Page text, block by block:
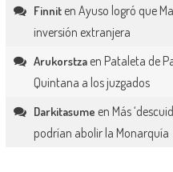
Finniten Ayuso logró que
inversión extranjera
Arukorstzaen Pataleta de
Quintana a los juzgados
Darkitasume en Más
podrían abolir la Monarquía